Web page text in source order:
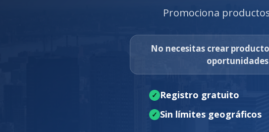
Promociona
No necesitas crear
Registro gratuito
Sin límites geográficos